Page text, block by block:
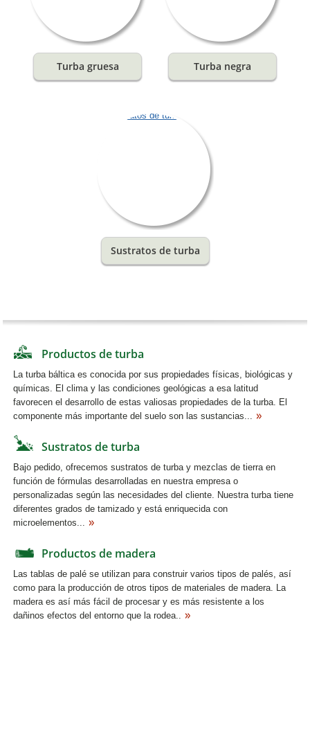
Turba gruesa Turba negra
Sustratos de turba
Productos de turba
La turba báltica es conocida por sus propiedades físicas, biológicas y
químicas. El clima y las condiciones geológicas a esa latitud
favorecen el desarrollo de estas valiosas propiedades de la turba. El
componente más importante del suelo son las sustancias...
Sustratos de turba
Bajo pedido, ofrecemos sustratos de turba y mezclas de tierra en
función de fórmulas desarrolladas en nuestra empresa o
personalizadas según las necesidades del cliente. Nuestra turba tiene
diferentes grados de tamizado y está enriquecida con
microelementos...
Productos de madera
Las tablas de palé se utilizan para construir varios tipos de palés, así
como para la producción de otros tipos de materiales de madera. La
madera es así más fácil de procesar y es más resistente a los
dañinos efectos del entorno que la rodea..